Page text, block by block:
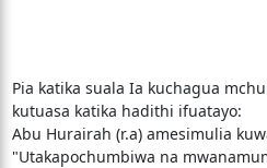
Pia katika suala Ia kuchagua
kutuasa katika hadithi ifuatayo:
Abu Hurairah (r.a) amesimulia
"Utakapochumbiwa na